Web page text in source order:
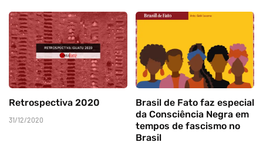
Retrospectiva 2020
31/12/2020
Brasil de Fato faz especial
da Consciência Negra em
tempos de fascismo no
Brasil